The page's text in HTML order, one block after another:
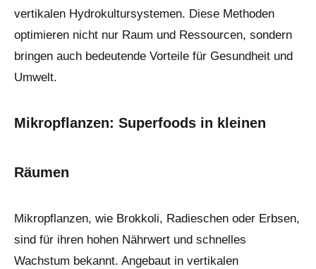
vertikalen Hydrokultursystemen. Diese Methoden
optimieren nicht nur Raum und Ressourcen, sondern
bringen auch bedeutende Vorteile für Gesundheit und
Umwelt.
Mikropflanzen: Superfoods in kleinen
Räumen
Mikropflanzen, wie Brokkoli, Radieschen oder Erbsen,
sind für ihren hohen Nährwert und schnelles
Wachstum bekannt. Angebaut in vertikalen